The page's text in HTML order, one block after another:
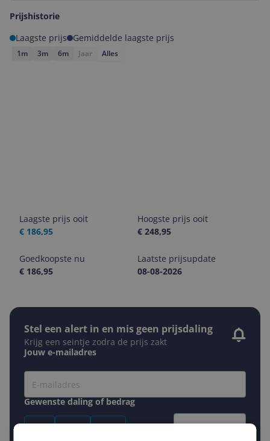
Prijshistorie
Laagste prijs
Gemiddelde laagste prijs
1m 3m 6m Jaar Alles
Laagste prijs ooit
€ 186,95
Hoogste prijs ooit
€ 248,95
Goedkoopste nu
€ 186,95
Laatste prijsupdate
08-08-2026
Stel een alert in en mis geen prijsdaling
Krijg een seintje zodra de prijs zakt
Jouw e-mailadres
Gewenste daling of bedrag
-5% -10% -15%
Gewenste prijs
€